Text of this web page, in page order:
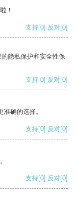
！
支持[0] 反对[0]
隐私保护和安全性保
支持[0] 反对[0]
确的选择。
支持[0] 反对[0]
支持[0] 反对[0]